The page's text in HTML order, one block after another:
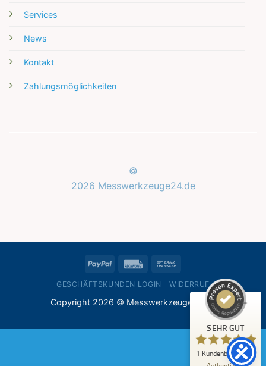
Services
News
Kontakt
Zahlungsmöglichkeiten
©
2026 Messwerkzeuge24.de
PayPal Rechung
GESCHÄFTSKUNDEN LOGIN WIDERRUF
Copyright 2026 © Messwerkzeuge24.de
SEHR GUT
1 Kundenbewertung
5,00
/
5,00
1
Bewertung auf ProvenExpert.com
Erfahren Sie mehr über dieses Bewertungssiegel
07.05.2026